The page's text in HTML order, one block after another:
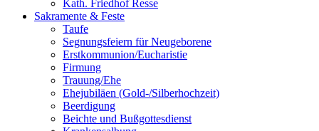
Kath. Friedhof Resse
Sakramente & Feste
Taufe
Segnungsfeiern für Neugeborene
Erstkommunion/Eucharistie
Firmung
Trauung/Ehe
Ehejubiläen (Gold-/Silberhochzeit)
Beerdigung
Beichte und Bußgottesdienst